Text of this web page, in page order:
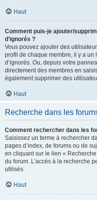
Haut
Comment puis-je ajouter/
d’ignorés ?
Vous pouvez ajouter des
profil de chaque membre, il y a un
d’ignorés. Ou, depuis votre
directement des membres en
également supprimer des
Haut
Recherche dans les
Comment rechercher dans les
Saisissez un terme à rechercher
pages d’index, de forums ou de
en cliquant sur le lien «
du forum. L’accès à la recherche
utilisés.
Haut